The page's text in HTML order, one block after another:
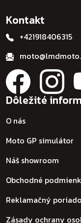
Kontakt
+421918406315
Dôležité
O nás
Moto GP simulátor
Náš showroom
Obchodné
Reklamačný
Zásady ochrany